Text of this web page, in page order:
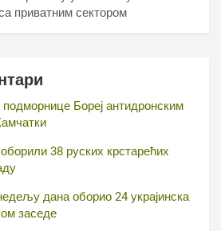
приватним сектором
подморнице Бореј антидронским
38 руских крстарећих
дана оборио 24 украјинска
заседе